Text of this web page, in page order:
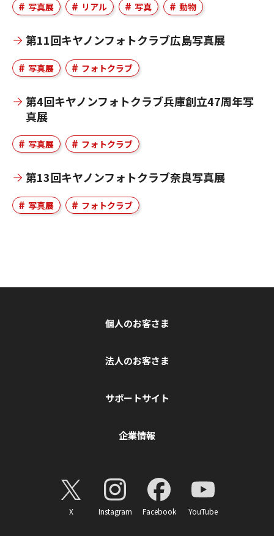
写真展 リアル 写真 動物
第11回キヤノンフォトクラブ広島写真展
写真展 フォトクラブ
第4回キヤノンフォトクラブ兵庫創立47周年写
真展
写真展 フォトクラブ
第13回キヤノンフォトクラブ奈良写真展
写真展 フォトクラブ
個人のお客さま
法人のお客さま
サポートサイト
企業情報
X Instagram Facebook YouTube